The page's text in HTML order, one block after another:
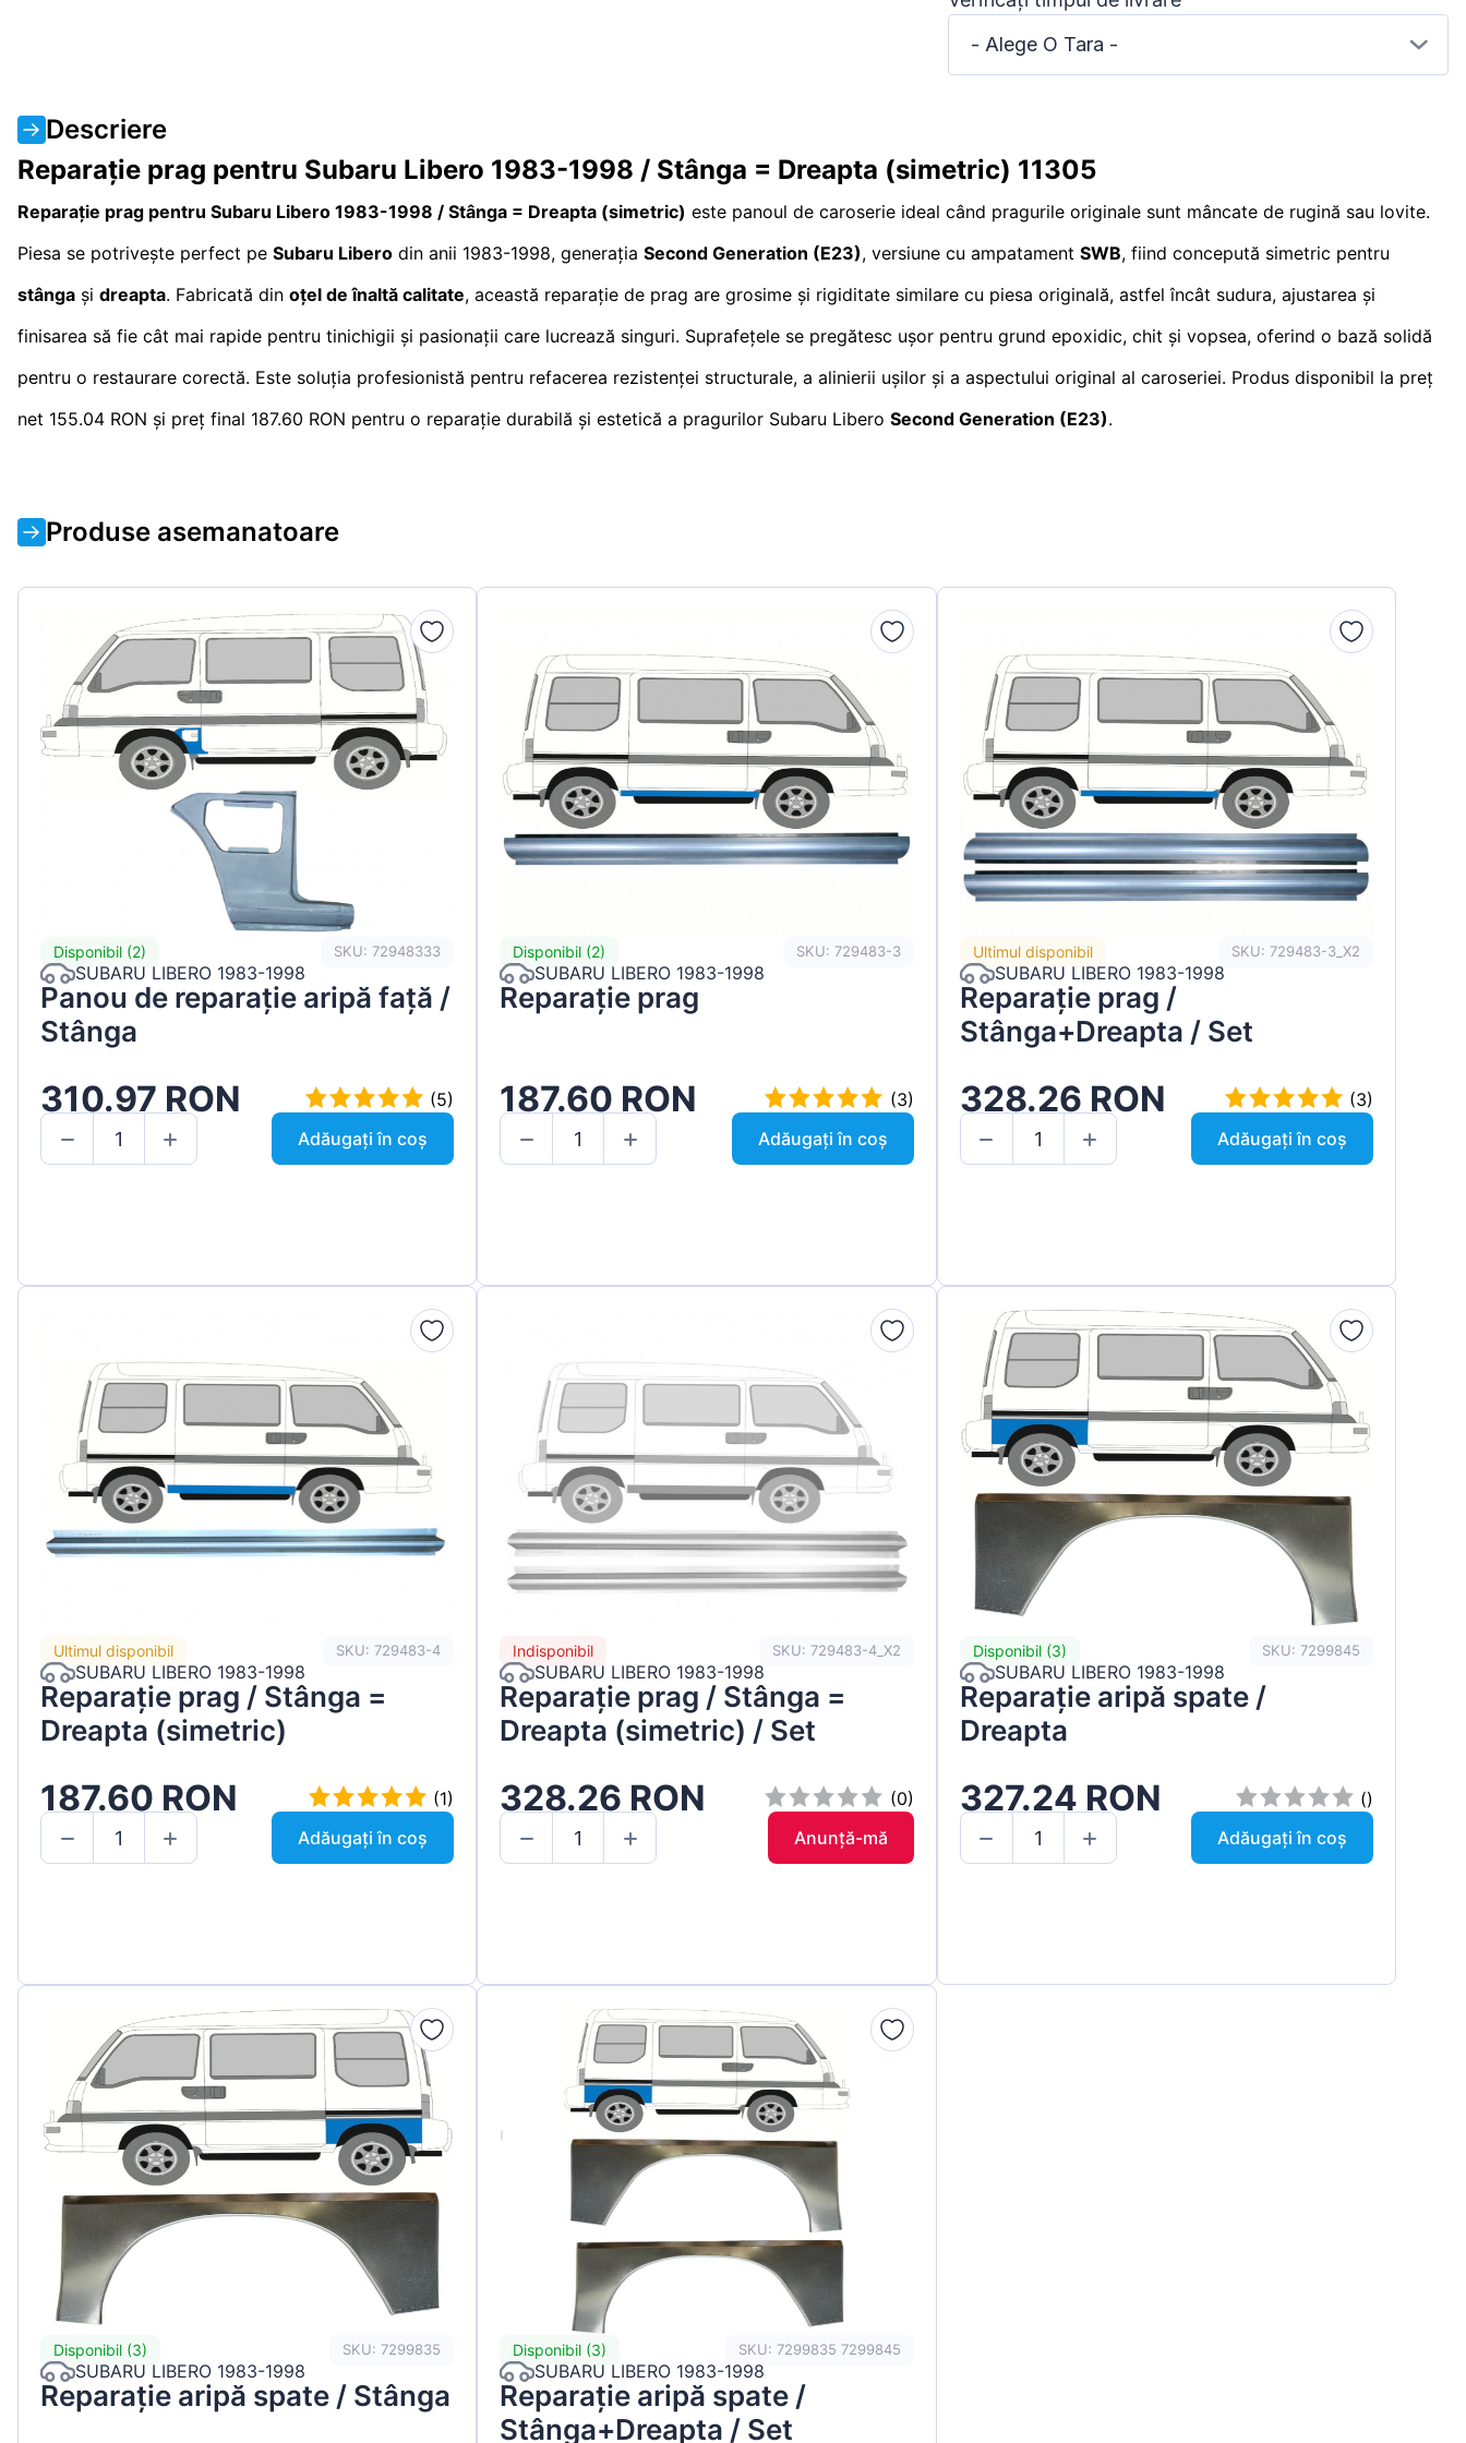
- Alege O Tara -
Descriere
Reparație prag pentru Subaru Libero 1983-1998 / Stânga = Dreapta (simetric) 11305
Reparație prag pentru Subaru Libero 1983-1998 / Stânga = Dreapta (simetric) este panoul de caroserie ideal când pragurile originale sunt mâncate de rugină sau lovite.
Piesa se potrivește perfect pe Subaru Libero din anii 1983-1998, generația Second Generation (E23), versiune cu ampatament SWB, fiind concepută simetric pentru
stânga și dreapta. Fabricată din oțel de înaltă calitate, această reparație de prag are grosime și rigiditate similare cu piesa originală, astfel încât sudura, ajustarea și
finisarea să fie cât mai rapide pentru tinichigii și pasionații care lucrează singuri. Suprafețele se pregătesc ușor pentru grund epoxidic, chit și vopsea, oferind o bază solidă
pentru o restaurare corectă. Este soluția profesionistă pentru refacerea rezistenței structurale, a alinierii ușilor și a aspectului original al caroseriei. Produs disponibil la preț
net 155.04 RON și preț final 187.60 RON pentru o reparație durabilă și estetică a pragurilor Subaru Libero Second Generation (E23).
Produse asemanatoare
Disponibil (2) SKU: 72948333
SUBARU LIBERO 1983-1998
Panou de reparație aripă față /
Stânga
310.97 RON
(5)
Adăugați în coș
Disponibil (2) SKU: 729483-3
SUBARU LIBERO 1983-1998
Reparație prag
187.60 RON
(3)
Adăugați în coș
Ultimul disponibil SKU: 729483-3_X2
SUBARU LIBERO 1983-1998
Reparație prag /
Stânga+Dreapta / Set
328.26 RON
(3)
Adăugați în coș
Ultimul disponibil SKU: 729483-4
SUBARU LIBERO 1983-1998
Reparație prag / Stânga =
Dreapta (simetric)
187.60 RON
(1)
Adăugați în coș
Indisponibil SKU: 729483-4_X2
SUBARU LIBERO 1983-1998
Reparație prag / Stânga =
Dreapta (simetric) / Set
328.26 RON
(0)
Anunță-mă
Disponibil (3) SKU: 7299845
SUBARU LIBERO 1983-1998
Reparație aripă spate /
Dreapta
327.24 RON
()
Adăugați în coș
Disponibil (3) SKU: 7299835
SUBARU LIBERO 1983-1998
Reparație aripă spate / Stânga
Disponibil (3) SKU: 7299835 7299845
SUBARU LIBERO 1983-1998
Reparație aripă spate /
Stânga+Dreapta / Set